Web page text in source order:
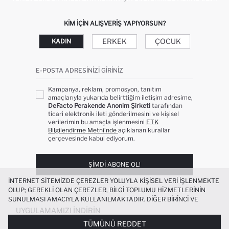
KIM IÇIN ALIŞVERIŞ YAPIYORSUN?
KADIN ERKEK ÇOCUK
E-POSTA ADRESINIZI GIRINIZ
Kampanya, reklam, promosyon, tanıtım
amaçlarıyla yukarıda belirttiğim iletişim adresime,
DeFacto Perakende Anonim Şirketi tarafından
ticari elektronik ileti gönderilmesini ve kişisel
verilerimin bu amaçla işlenmesini ETK
Bilgilendirme Metni’nde açıklanan kurallar
çerçevesinde kabul ediyorum.
ŞIMDI ABONE OL!
UYGULAMAMIZI İNDIRIN
İNTERNET SITEMIZDE ÇEREZLER YOLUYLA KIŞISEL VERI IŞLENMEKTE
OLUP; GEREKLI OLAN ÇEREZLER, BILGI TOPLUMU HIZMETLERININ
SUNULMASI AMACIYLA KULLANILMAKTADIR. DIĞER BIRINCI VE
ÜÇÜNCÜ TARAF ÇEREZLER ISE SIZE DAHA IYI BIR ALIŞVERIŞ
DENEYIMI SUNULABILMESI, SITEMIZIN DAHA IŞLEVSEL KILINMASI VE
KIŞISELLEŞTIRMESI VE AÇIK RIZA VERMENIZ HALINDE, SIZLERE
TÜMÜNÜ REDDET